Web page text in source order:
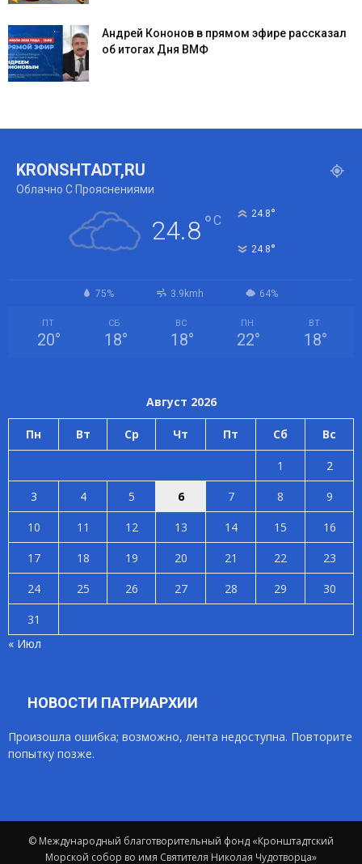
Андрей Кононов в прямом эфире рассказал
об итогах Дня ВМФ
KRONSHTADT,RU
Облачно С Прояснениями
24.8°C 24.8°
24.8°
75% 3.9kmh 64%
ПТ
20°
СБ
18°
ВС
18°
ПН
22°
ВТ
18°
Август 2026
Пн Вт Ср Чт Пт Сб Вс
1
2
3
4 5 6 7 8
9
10
11 12 13 14 15
16
17
18 19 20 21 22
23
24
25 26 27 28 29
30
31
« Июл
НОВОСТИ ПАТРИАРХИИ
Произошла ошибка; возможно, лента недоступна. Повторите
попытку позже.
© Международный благотворительный фонд «Кронштадтский
Морской собор во имя Святителя Николая Чудотворца»